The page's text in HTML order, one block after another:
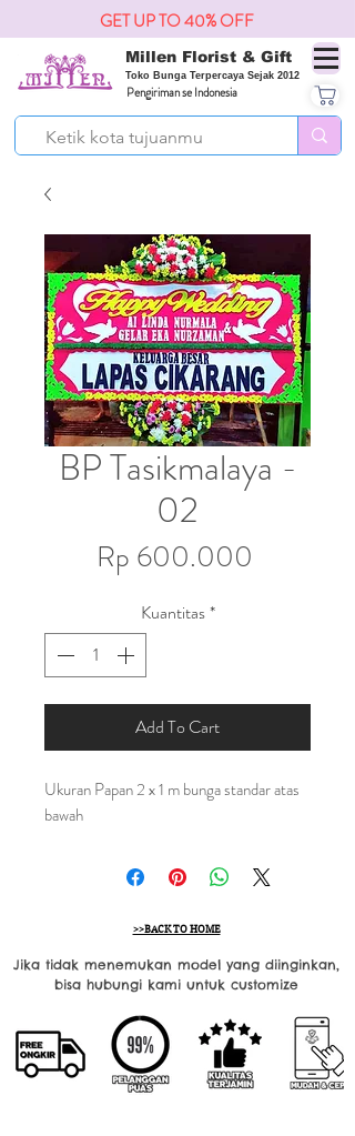
Millen Florist & Gift
Toko Bunga Terpercaya Sejak 2012
Pengiriman se Indonesia
GET UP TO 40% OFF
BP Tasikmalaya -
02
Rp 600.000
Kuantitas*
Add To Cart
Ukuran Papan 2 x 1 m bunga standar atas
bawah
>>BACK TO HOME
Jika tidak menemukan model yang diinginkan,
bisa hubungi kami untuk customize